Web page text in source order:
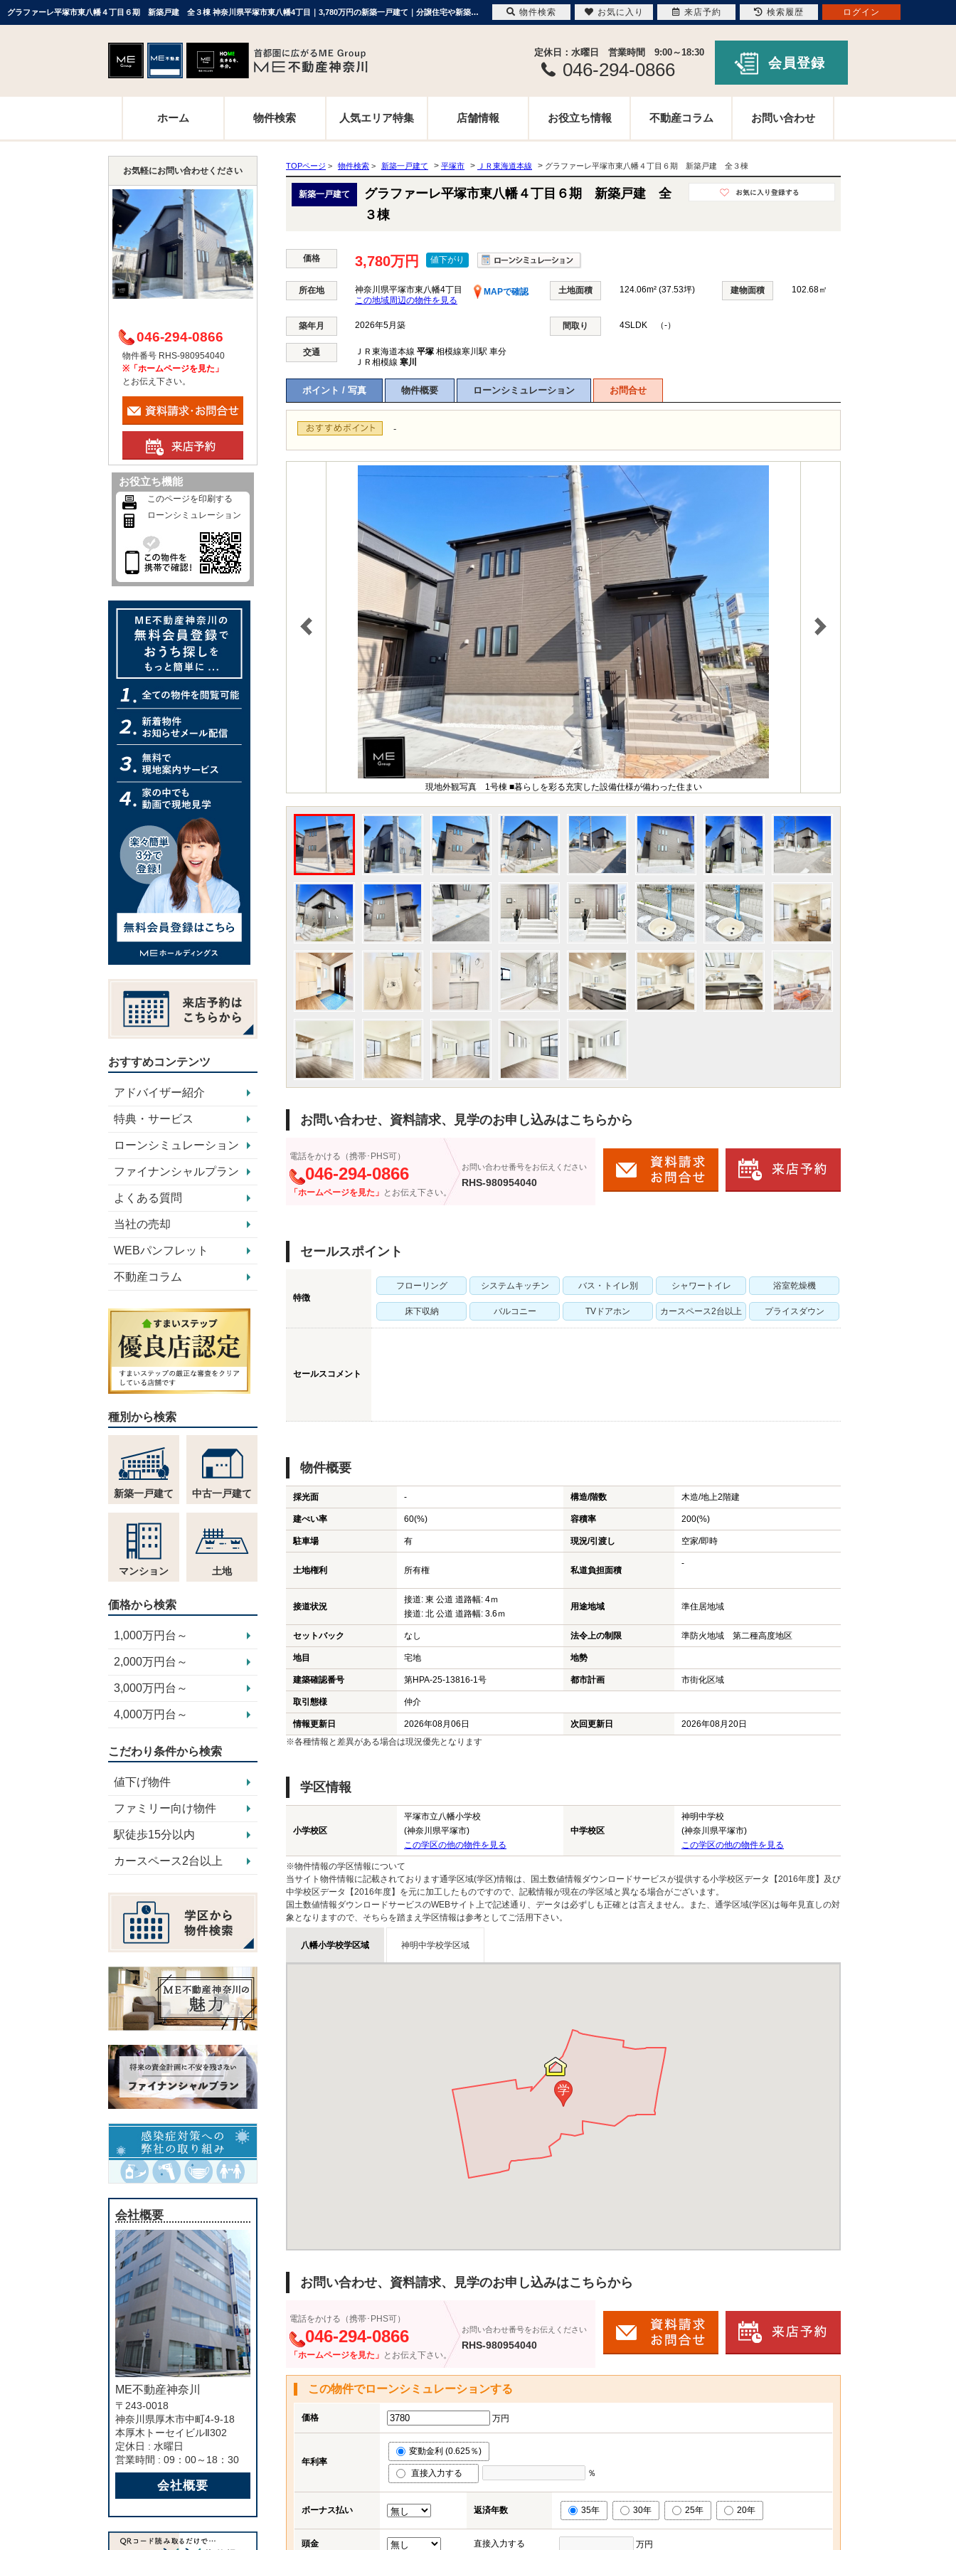
グラファーレ平塚市東八幡４丁目６期 新築戸建 全３棟 神奈川県平塚市東八幡4丁目｜3,780万円の新築一戸建て｜分譲住宅や新築物件｜ME不動産神奈川
定休日：水曜日 営業時間 9:00～18:30
046-294-0866 会員登録
ホーム 物件検索 人気エリア特集 店舗情報 お役立ち情報 不動産コラム お問い合わせ
TOPページ > 物件検索 > 新築一戸建て > 平塚市 > ＪＲ東海道本線 > グラファーレ平塚市東八幡４丁目６期 新築戸建 全３棟
新築一戸建て
グラファーレ平塚市東八幡４丁目６期 新築戸建 全
３棟
価格 3,780万円 値下がり
所在地 神奈川県平塚市東八幡4丁目
MAPで確認
この地域周辺の物件を見る
土地面積 124.06m² (37.53坪) 建物面積 102.68㎡
築年月 2026年5月築 間取り 4SLDK （-）
交通 ＪＲ東海道本線 平塚 相模線寒川駅 車分
ＪＲ相模線 寒川
ポイント / 写真 物件概要 ローンシミュレーション お問合せ
-
現地外観写真 1号棟 ■暮らしを彩る充実した設備仕様が備わった住まい
お問い合わせ、資料請求、見学のお申し込みはこちらから
電話をかける（携帯･PHS可）
046-294-0866
「ホームページを見た」 とお伝え下さい。
お問い合わせ番号をお伝えください
RHS-980954040
セールスポイント
特徴
フローリング システムキッチン バス・トイレ別 シャワートイレ 浴室乾燥機
床下収納 バルコニー TVドアホン カースペース2台以上 プライスダウン
セールスコメント
物件概要
採光面 - 構造/階数 木造/地上2階建
建ぺい率 60(%) 容積率 200(%)
駐車場 有 現況/引渡し 空家/即時
土地権利 所有権 私道負担面積
-
接道状況
接道: 東 公道 道路幅: 4ｍ
接道: 北 公道 道路幅: 3.6ｍ
用途地域 準住居地域
セットバック なし 法令上の制限 準防火地域 第二種高度地区
地目 宅地 地勢
建築確認番号 第HPA-25-13816-1号 都市計画 市街化区域
取引態様 仲介
情報更新日 2026年08月06日 次回更新日
2026年08月20日
※各種情報と差異がある場合は現況優先となります
学区情報
小学校区
平塚市立八幡小学校
(神奈川県平塚市)
この学区の他の物件を見る
中学校区
神明中学校
(神奈川県平塚市)
この学区の他の物件を見る
※物件情報の学区情報について
当サイト物件情報に記載されております通学区域(学区)情報は、国土数値情報ダウンロードサービスが提供する小学校区データ【2016年度】及び
中学校区データ【2016年度】を元に加工したものですので、記載情報が現在の学区域と異なる場合がございます。
国土数値情報ダウンロードサービスのWEBサイト上で記述通り、データは必ずしも正確とは言えません。また、通学区域(学区)は毎年見直しの対
象となりますので、そちらを踏まえ学区情報は参考としてご活用下さい。
八幡小学校学区域 神明中学校学区域
学
お問い合わせ、資料請求、見学のお申し込みはこちらから
電話をかける（携帯･PHS可）
046-294-0866
「ホームページを見た」 とお伝え下さい。
お問い合わせ番号をお伝えください
RHS-980954040
この物件でローンシミュレーションする
価格 万円
年利率
変動金利 (0.625％)
直接入力する ％
ボーナス払い 返済年数 35年 30年 25年 20年
頭金 直接入力する 万円
お気軽にお問い合わせください
046-294-0866
物件番号 RHS-980954040
※「ホームページを見た」
とお伝え下さい。
お役立ち機能
このページを印刷する
ローンシミュレーション
おすすめコンテンツ
アドバイザー紹介
特典・サービス
ローンシミュレーション
ファイナンシャルプラン
よくある質問
当社の売却
WEBパンフレット
不動産コラム
種別から検索
新築一戸建て 中古一戸建て
マンション 土地
価格から検索
1,000万円台～
2,000万円台～
3,000万円台～
4,000万円台～
こだわり条件から検索
値下げ物件
ファミリー向け物件
駅徒歩15分以内
カースペース2台以上
会社概要
ME不動産神奈川
〒243-0018
神奈川県厚木市中町4-9-18
本厚木トーセイビルⅡ302
定休日 : 水曜日
営業時間 : 09：00～18：30
会社概要
物件検索 お気に入り 来店予約 検索履歴 ログイン